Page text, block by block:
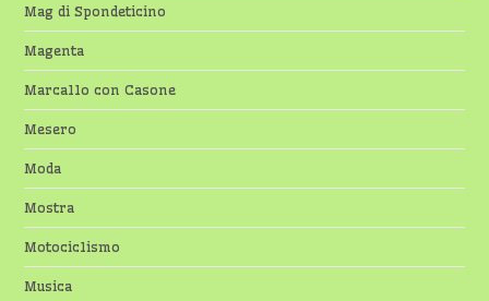
Mag di Spondeticino
Magenta
Marcallo con Casone
Mesero
Moda
Mostra
Motociclismo
Musica